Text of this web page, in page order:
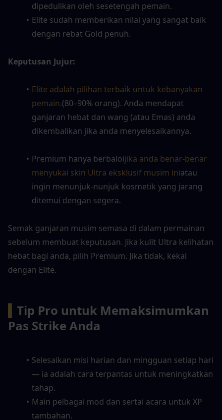
dipedulikan oleh sesetengah pemain.
Elite sudah memberikan nilai yang sangat baik
dengan rebat Gold penuh.
Keputusan Jujur:
Elite adalah pilihan terbaik untuk kebanyakan
pemain.(80–90% orang). Anda mendapat
ganjaran hebat dan wang (atau Emas) anda
dikembalikan jika anda menyelesaikannya.
Premium hanya berbaloijika anda benar-benar
menyukai skin Ultra eksklusif musim iniatau
ingin menunjuk-nunjuk kosmetik yang jarang
ditemui dengan segera.
Semak ganjaran musim semasa di dalam permainan
sebelum membuat keputusan. Jika kulit Ultra kelihatan
hebat bagi anda, pilih Premium. Jika tidak, kekal
dengan Elite.
Tip Pro untuk Memaksimumkan
Pas Strike Anda
Selesaikan misi harian dan mingguan setiap hari
— ia adalah cara terpantas untuk meningkatkan
tahap.
Main pelbagai mod dan sertai acara untuk XP
tambahan.